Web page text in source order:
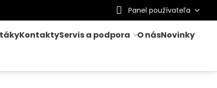
Panel používateľa
KontaktyServis a podpora O násNovinky